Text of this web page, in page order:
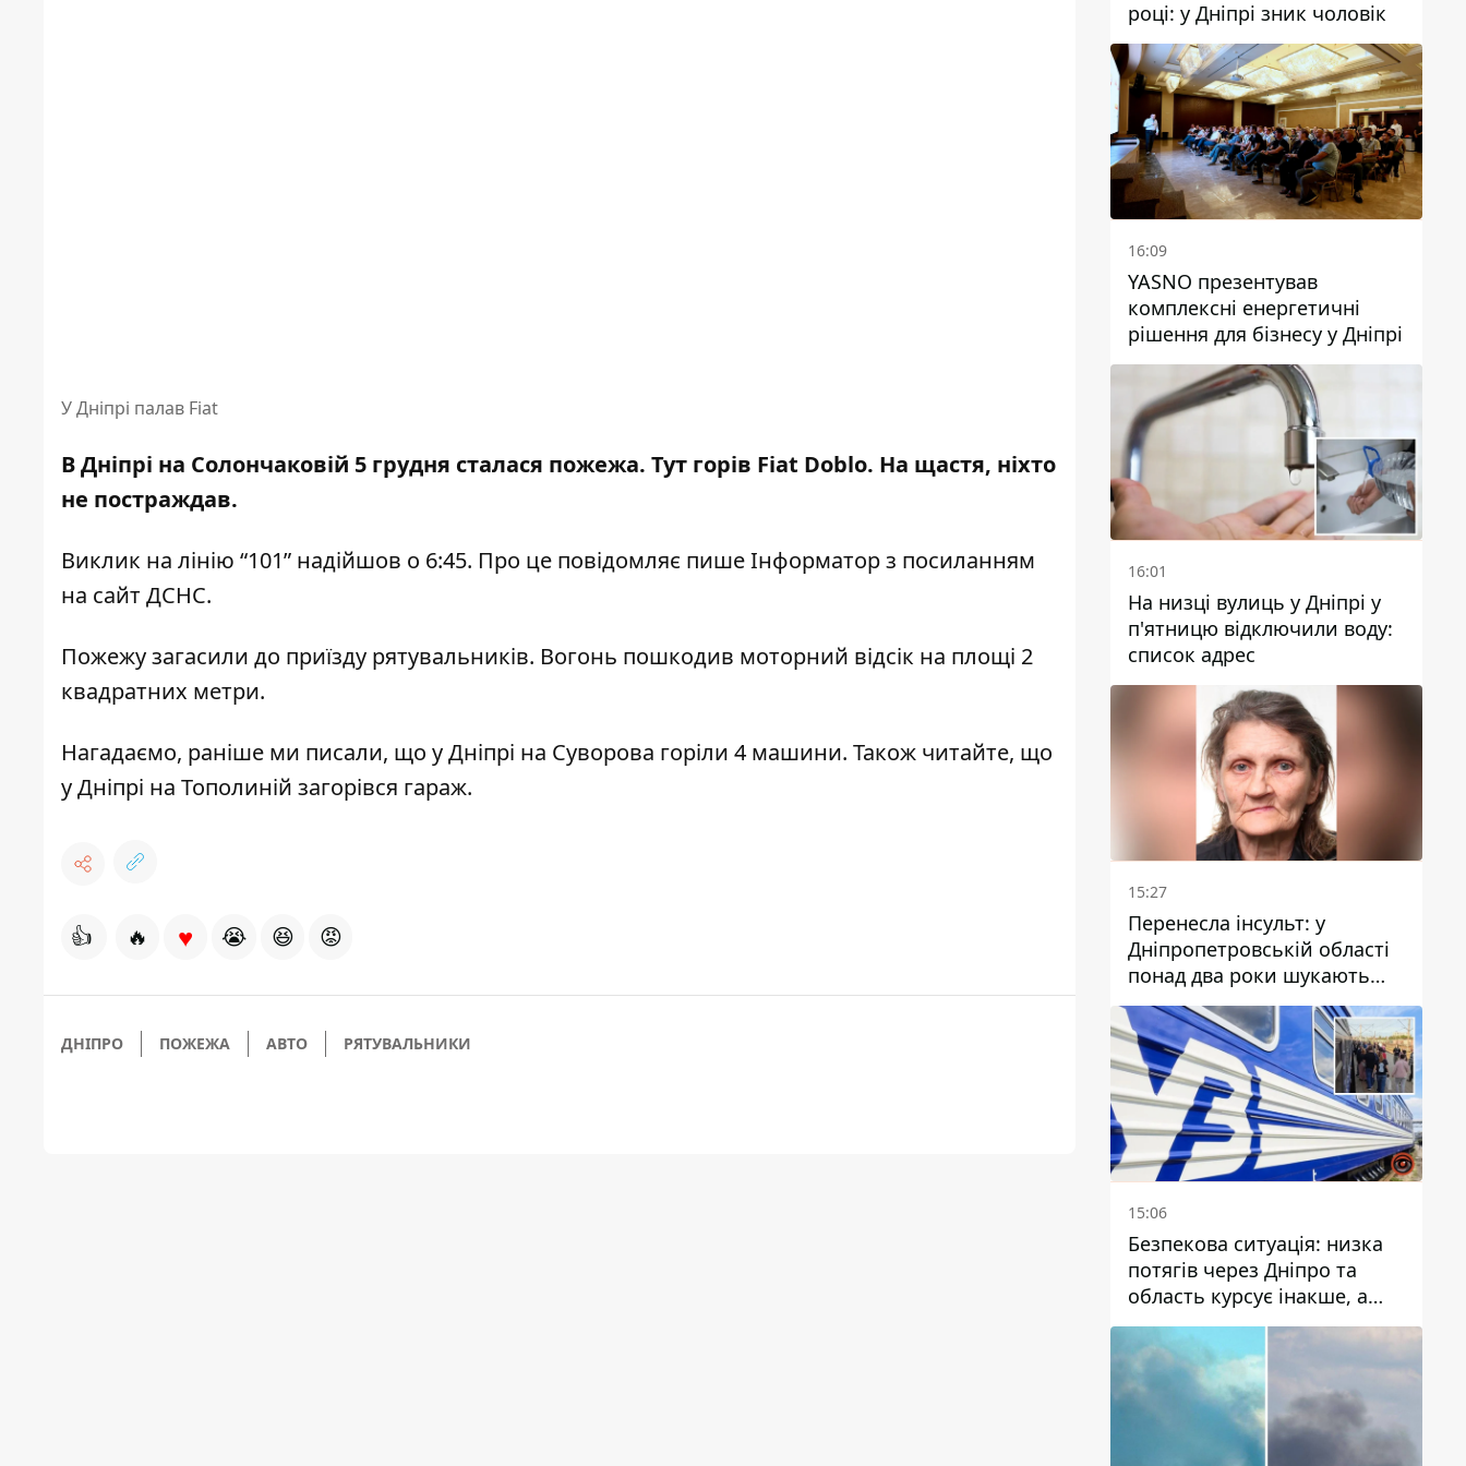
У Дніпрі палав Fiat
В Дніпрі на Солончаковій 5 грудня сталася пожежа. Тут горів Fiat Doblo. На щастя, ніхто
не постраждав.
Виклик на лінію “101” надійшов о 6:45. Про це повідомляє пише Інформатор з посиланням
на сайт ДСНС.
Пожежу загасили до приїзду рятувальників. Вогонь пошкодив моторний відсік на площі 2
квадратних метри.
Нагадаємо, раніше ми писали, що у Дніпрі на Суворова горіли 4 машини. Також читайте, що
у Дніпрі на Тополиній загорівся гараж.
👍 🔥 ♥ 😭 😆 😡
ДНІПРО ПОЖЕЖА АВТО РЯТУВАЛЬНИКИ
році: у Дніпрі зник чоловік
16:09
YASNO презентував
комплексні енергетичні
рішення для бізнесу у Дніпрі
16:01
На низці вулиць у Дніпрі у
п'ятницю відключили воду:
список адрес
15:27
Перенесла інсульт: у
Дніпропетровській області
понад два роки шукають
зниклу жінку
15:06
Безпекова ситуація: низка
потягів через Дніпро та
область курсує інакше, а
частину шляху замінили
автобусами та
електричками